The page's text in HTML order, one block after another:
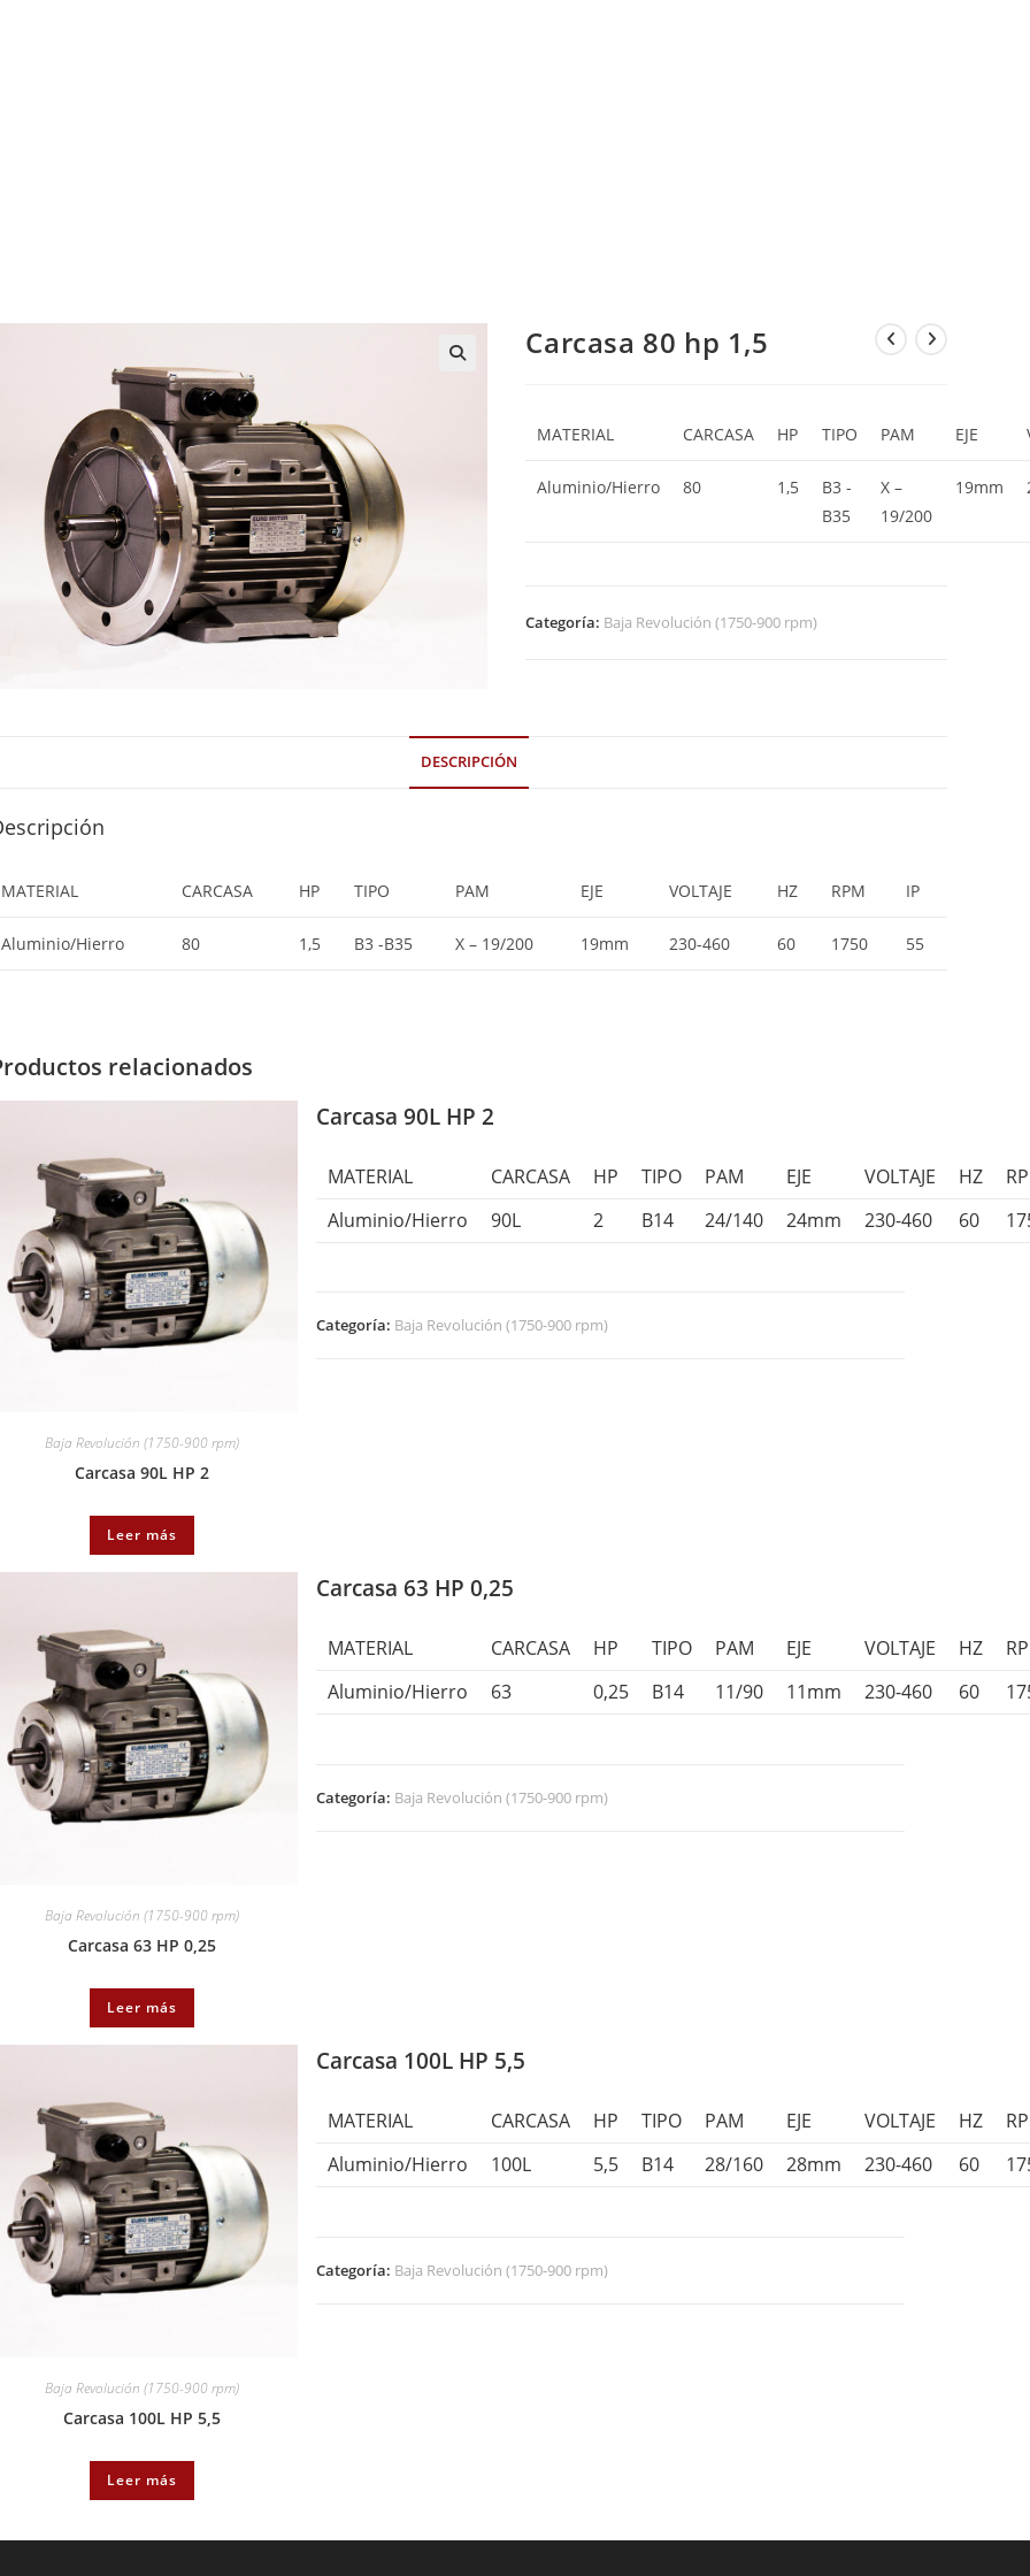
Carcasa 80 hp 1,5
MATERIAL CARCASA HP TIPO PAM EJE
Aluminio/Hierro 80 1,5
B3 -
B35
X –
19/200
19mm
Categoría: Baja Revolución (1750-900 rpm)
DESCRIPCIÓN
MATERIAL CARCASA HP TIPO PAM EJE VOLTAJE HZ RPM IP
Aluminio/Hierro 80 1,5 B3 -B35 X – 19/200 19mm 230-460 60 1750 55
relacionados
Baja Revolución (1750-900 rpm)
Carcasa 90L HP 2
Leer más
Carcasa 90L HP 2
MATERIAL CARCASA HP TIPO PAM EJE VOLTAJE HZ
Aluminio/Hierro
90L 2 B14 24/140 24mm 230-460 60
Categoría: Baja Revolución (1750-900 rpm)
Baja Revolución (1750-900 rpm)
Carcasa 63 HP 0,25
Leer más
Carcasa 63 HP 0,25
MATERIAL CARCASA HP TIPO PAM EJE VOLTAJE HZ
Aluminio/Hierro
63 0,25 B14 11/90 11mm 230-460 60
Categoría: Baja Revolución (1750-900 rpm)
Baja Revolución (1750-900 rpm)
Carcasa 100L HP 5,5
Leer más
Carcasa 100L HP 5,5
MATERIAL CARCASA HP TIPO PAM EJE VOLTAJE HZ
Aluminio/Hierro
100L 5,5 B14 28/160 28mm 230-460 60
Categoría: Baja Revolución (1750-900 rpm)